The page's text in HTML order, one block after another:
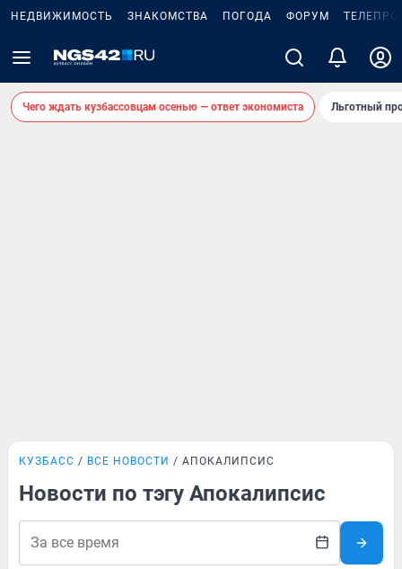
НЕДВИЖИМОСТЬ ЗНАКОМСТВА ПОГОДА ФОРУМ
Чего ждать кузбассовцам осенью — ответ экономиста Льготный
КУЗБАСС ВСЕ НОВОСТИ АПОКАЛИПСИС
Новости по тэгу Апокалипсис